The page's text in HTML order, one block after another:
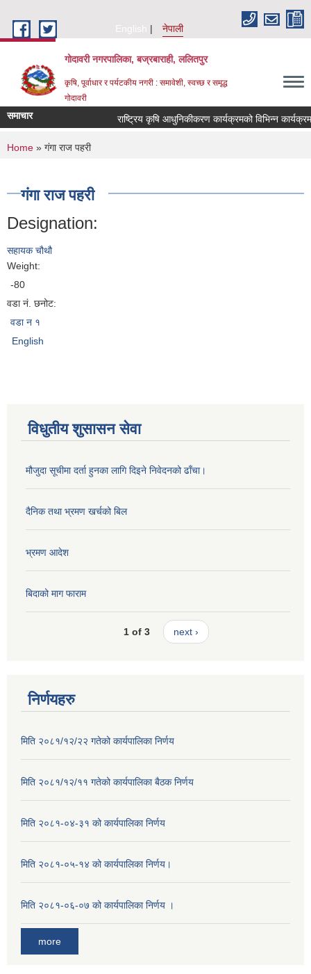
English
नेपाली
गोदावरी नगरपालिका, बज्रबाराही, ललितपुर
कृषि, पूर्वाधार र पर्यटकीय नगरी : समावेशी, स्वच्छ र समृद्ध
गोदावरी
समाचार
You are here
Home » गंगा राज पहरी
गंगा राज पहरी
Designation:
सहायक चौथौ
Weight:
-80
वडा नं. छनोट:
वडा न १
English
विधुतीय शुसासन सेवा
मौजुदा सूचीमा दर्ता हुनका लागि दिइने निवेदनको ढाँचा।
दैनिक तथा भ्रमण खर्चको बिल
भ्रमण आदेश
बिदाको माग फाराम
1 of 3 next ›
निर्णयहरु
मिति २०८१/१२/२२ गतेको कार्यपालिका निर्णय
मिति २०८१/१२/११ गतेको कार्यपालिका बैठक निर्णय
मिति २०८१-०४-३१ को कार्यपालिका निर्णय
मिति २०८१-०५-१४ को कार्यपालिका निर्णय।
मिति २०८१-०६-०७ को कार्यपालिका निर्णय ।
more